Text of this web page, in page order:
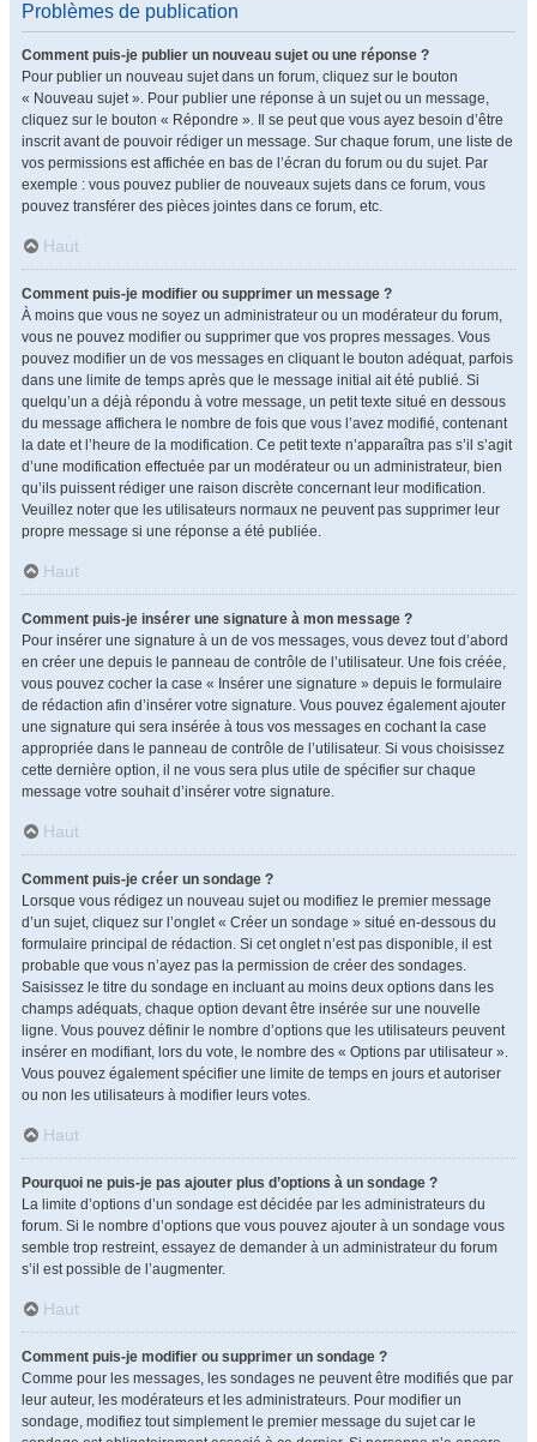
Problèmes de publication
Comment puis-je publier un nouveau sujet ou une réponse ?
Pour publier un nouveau sujet dans un forum, cliquez sur le bouton
« Nouveau sujet ». Pour publier une réponse à un sujet ou un message,
cliquez sur le bouton « Répondre ». Il se peut que vous ayez besoin d’être
inscrit avant de pouvoir rédiger un message. Sur chaque forum, une liste de
vos permissions est affichée en bas de l’écran du forum ou du sujet. Par
exemple : vous pouvez publier de nouveaux sujets dans ce forum, vous
pouvez transférer des pièces jointes dans ce forum, etc.
Haut
Comment puis-je modifier ou supprimer un message ?
À moins que vous ne soyez un administrateur ou un modérateur du forum,
vous ne pouvez modifier ou supprimer que vos propres messages. Vous
pouvez modifier un de vos messages en cliquant le bouton adéquat, parfois
dans une limite de temps après que le message initial ait été publié. Si
quelqu’un a déjà répondu à votre message, un petit texte situé en dessous
du message affichera le nombre de fois que vous l’avez modifié, contenant
la date et l’heure de la modification. Ce petit texte n’apparaîtra pas s’il s’agit
d’une modification effectuée par un modérateur ou un administrateur, bien
qu’ils puissent rédiger une raison discrète concernant leur modification.
Veuillez noter que les utilisateurs normaux ne peuvent pas supprimer leur
propre message si une réponse a été publiée.
Haut
Comment puis-je insérer une signature à mon message ?
Pour insérer une signature à un de vos messages, vous devez tout d’abord
en créer une depuis le panneau de contrôle de l’utilisateur. Une fois créée,
vous pouvez cocher la case « Insérer une signature » depuis le formulaire
de rédaction afin d’insérer votre signature. Vous pouvez également ajouter
une signature qui sera insérée à tous vos messages en cochant la case
appropriée dans le panneau de contrôle de l’utilisateur. Si vous choisissez
cette dernière option, il ne vous sera plus utile de spécifier sur chaque
message votre souhait d’insérer votre signature.
Haut
Comment puis-je créer un sondage ?
Lorsque vous rédigez un nouveau sujet ou modifiez le premier message
d’un sujet, cliquez sur l’onglet « Créer un sondage » situé en-dessous du
formulaire principal de rédaction. Si cet onglet n’est pas disponible, il est
probable que vous n’ayez pas la permission de créer des sondages.
Saisissez le titre du sondage en incluant au moins deux options dans les
champs adéquats, chaque option devant être insérée sur une nouvelle
ligne. Vous pouvez définir le nombre d’options que les utilisateurs peuvent
insérer en modifiant, lors du vote, le nombre des « Options par utilisateur ».
Vous pouvez également spécifier une limite de temps en jours et autoriser
ou non les utilisateurs à modifier leurs votes.
Haut
Pourquoi ne puis-je pas ajouter plus d’options à un sondage ?
La limite d’options d’un sondage est décidée par les administrateurs du
forum. Si le nombre d’options que vous pouvez ajouter à un sondage vous
semble trop restreint, essayez de demander à un administrateur du forum
s’il est possible de l’augmenter.
Haut
Comment puis-je modifier ou supprimer un sondage ?
Comme pour les messages, les sondages ne peuvent être modifiés que par
leur auteur, les modérateurs et les administrateurs. Pour modifier un
sondage, modifiez tout simplement le premier message du sujet car le